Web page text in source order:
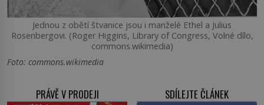
Jednou z obětí štvanice jsou i manželé Ethel a Julius
Rosenbergovi. (Roger Higgins, Library of Congress, Volné dílo,
commons.wikimedia)
Foto: commons.wikimedia
PRÁVĚ V PRODEJI SDÍLEJTE ČLÁNEK